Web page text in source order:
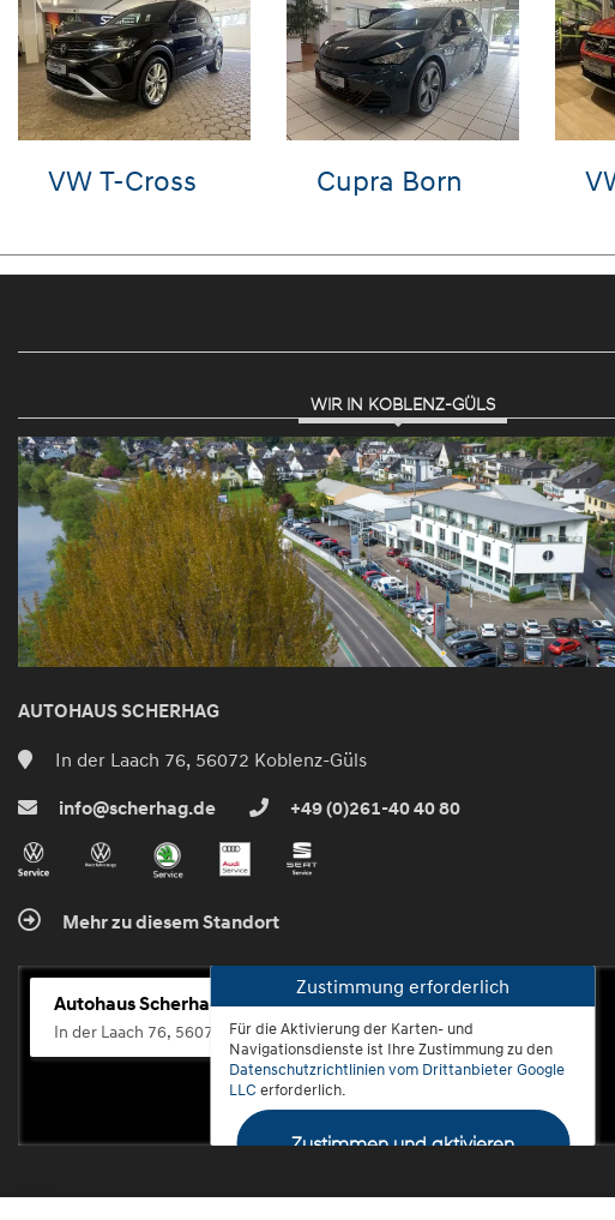
T-Cross Cupra Born VW T-
WIR IN KOBLENZ-GÜLS
AUTOHAUS SCHERHAG
In der Laach 76, 56072 Koblenz-Güls
info@scherhag.de +49 (0)261-40 40 80
Mehr zu diesem Standort
Autohaus Scherhag
In der Laach 76, 56072 Koblenz-Güls
Zustimmung erforderlich
Für die Aktivierung der Karten- und
Navigationsdienste ist Ihre Zustimmung zu den
Datenschutzrichtlinien vom Drittanbieter Google
LLC erforderlich.
Zustimmen und aktivieren